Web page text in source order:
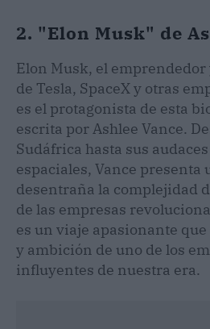
2. "Elon Musk" de
Elon Musk, el
de Tesla, SpaceX y otras
es el protagonista de esta
escrita por Ashlee Vance.
Sudáfrica hasta sus
espaciales, Vance presenta
desentraña la complejidad
de las empresas
es un viaje apasionante
y ambición de uno de los
influyentes de nuestra era.